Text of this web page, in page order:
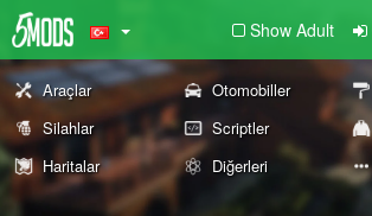
Show Adult
Araçlar Otomobiller
Silahlar
Scriptler
Haritalar
Diğerleri